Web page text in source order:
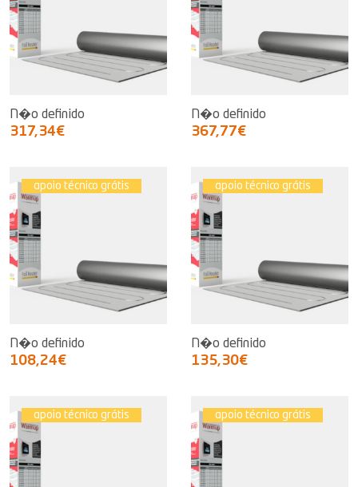
N�o definido
317,34€
N�o definido
367,77€
apoio técnico grátis
N�o definido
108,24€
apoio técnico grátis
N�o definido
135,30€
apoio técnico grátis apoio técnico grátis